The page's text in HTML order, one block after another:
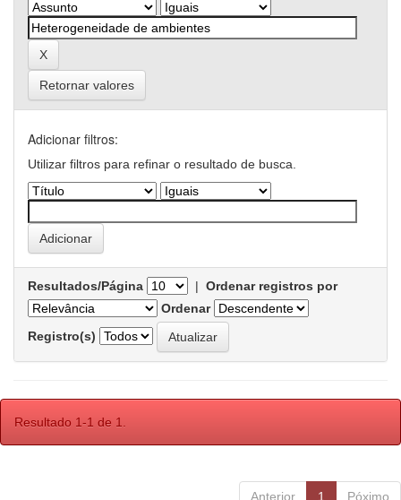
Retornar valores
Adicionar filtros:
Utilizar filtros para refinar o resultado de busca.
Resultados/Página | Ordenar registros por
Ordenar
Registro(s)
Resultado 1-1 de 1.
Anterior 1 Póximo